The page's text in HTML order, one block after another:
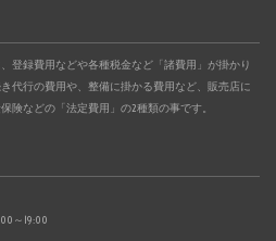
登録費用などや各種税金など「諸費用」が掛かり
代行の費用や、整備に掛かる費用など、販売店に
険などの「法定費用」の2種類の事です。
～19:00